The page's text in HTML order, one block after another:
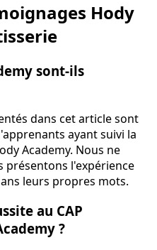
Hody
sont-ils
dans cet article sont
ayant suivi la
Academy. Nous ne
présentons l'expérience
leurs propres mots.
au CAP
?